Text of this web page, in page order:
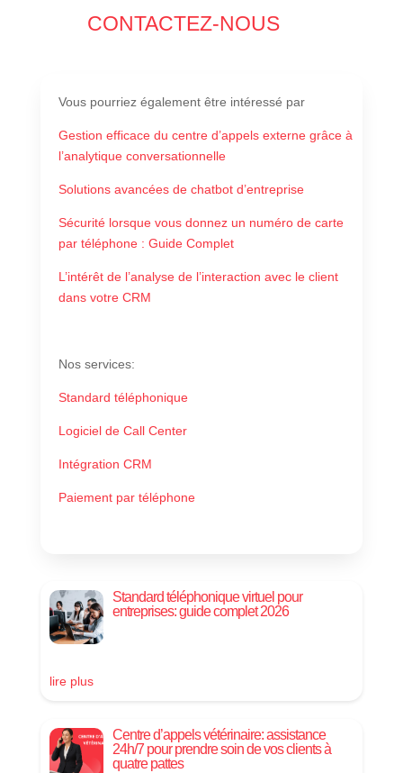
CONTACTEZ-NOUS
Vous pourriez également être intéressé par
Gestion efficace du centre d’appels externe grâce à
l’analytique conversationnelle
Solutions avancées de chatbot d’entreprise
Sécurité lorsque vous donnez un numéro de carte
par téléphone : Guide Complet
L’intérêt de l’analyse de l’interaction avec le client
dans votre CRM
Nos services:
Standard téléphonique
Logiciel de Call Center
Intégration CRM
Paiement par téléphone
Standard téléphonique virtuel pour
entreprises: guide complet 2026
lire plus
Centre d’appels vétérinaire: assistance
24h/7 pour prendre soin de vos clients à
quatre pattes